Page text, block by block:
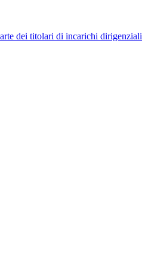
dei titolari di incarichi dirigenziali